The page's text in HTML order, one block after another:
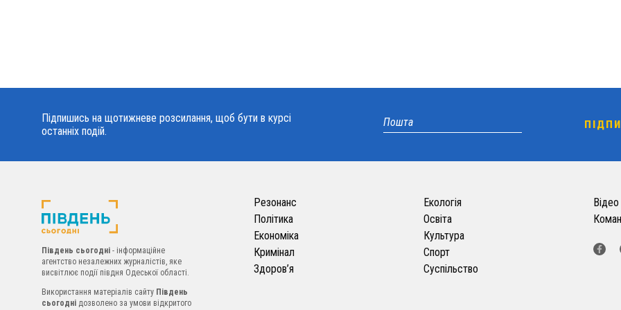
Підпишись на щотижневе розсилання, щоб бути в курсі
останніх подій.
Південь сьогодні - інформаційне
агентство незалежних журналістів, яке
висвітлює події півдня Одеської області.
Використання матеріалів сайту Південь
сьогодні дозволено за умови відкритого
Резонанс
Політика
Економіка
Кримінал
Здоров’я
Екологія
Освіта
Культура
Спорт
Суспільство
Відео